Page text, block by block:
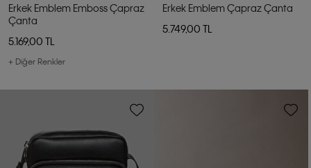
Erkek Emblem Emboss Çapraz
Çanta
5.169,00 TL
+ Diğer Renkler
Erkek Emblem Çapraz Çanta
5.749,00 TL